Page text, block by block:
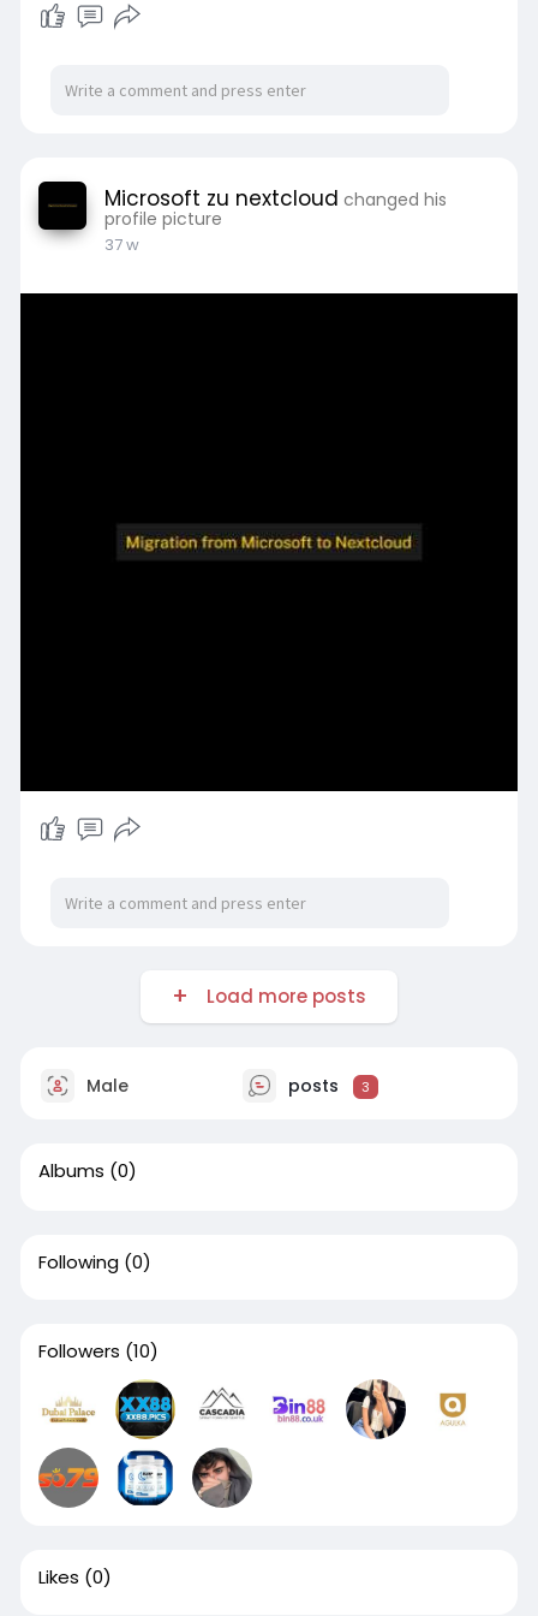
Microsoft zu nextcloud changed his
profile picture
37 w
Load more posts
Male posts 3
Albums (0)
Following (0)
Followers (10)
Likes (0)